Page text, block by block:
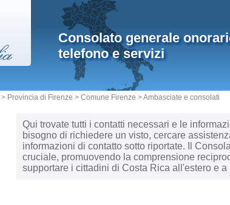
Consolato generale
telefono e servizi
> Provincia di Firenze > Comune Firenze >Ambasciate e consolati
Qui trovate tutti i contatti necessari e le
bisogno di richiedere un visto, cercare
informazioni di contatto sotto riportate. Il
cruciale, promuovendo la comprensione
supportare i cittadini di Costa Rica all'estero e